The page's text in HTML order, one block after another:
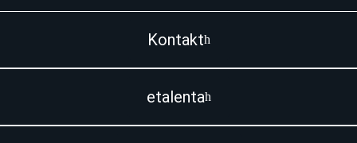
Kontakt
etalenta